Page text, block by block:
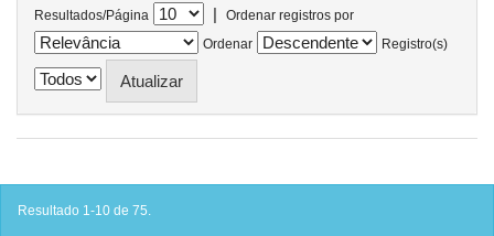
Resultados/Página |
Ordenar registros por
Ordenar
Registro(s)
Resultado 1-10 de 75.